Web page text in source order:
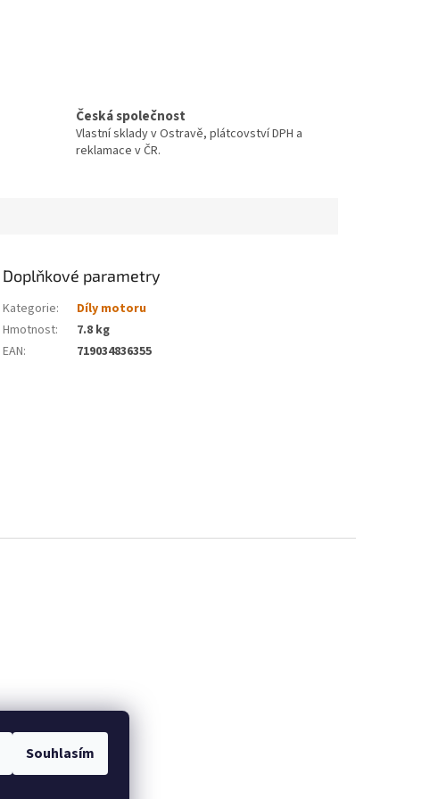
Souhlasím
Česká společnost
Vlastní sklady v Ostravě, plátcovství DPH a
reklamace v ČR.
Doplňkové parametry
Kategorie:
Díly motoru
Hmotnost:
7.8 kg
EAN: 719034836355